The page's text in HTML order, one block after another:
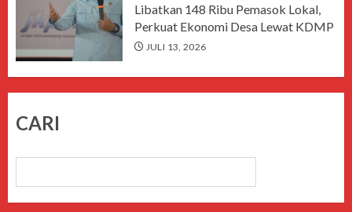
Libatkan 148 Ribu Pemasok Lokal,
Perkuat Ekonomi Desa Lewat KDMP
JULI 13, 2026
CARI